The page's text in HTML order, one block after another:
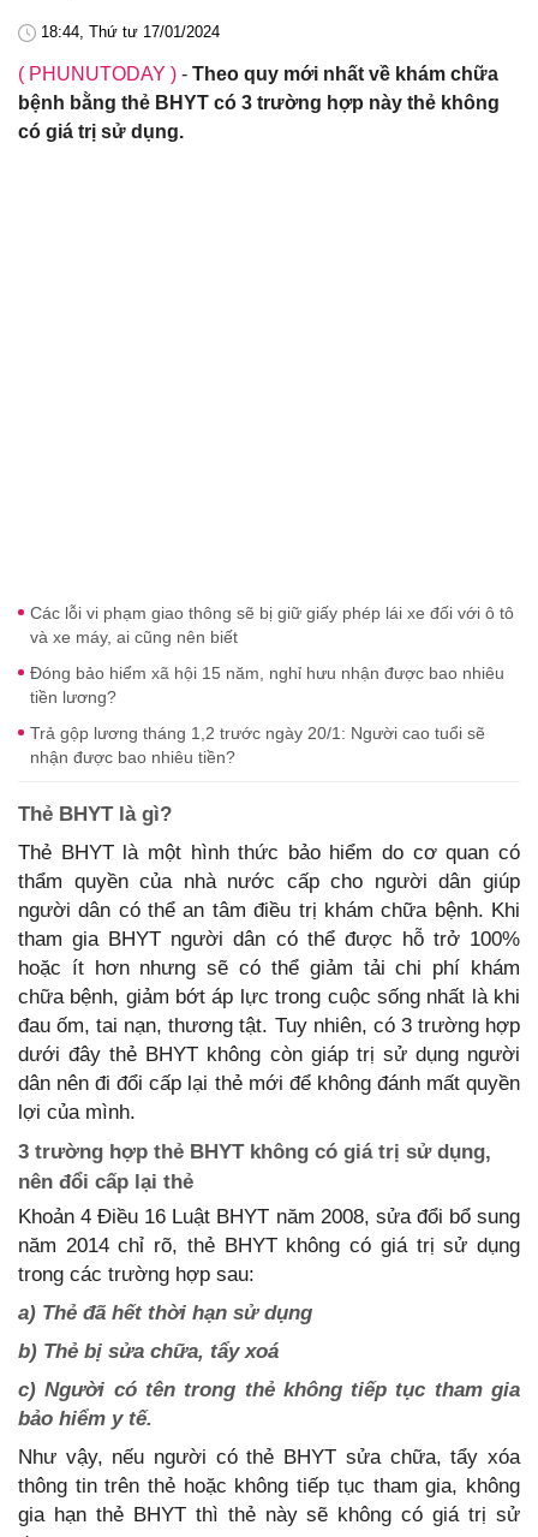
18:44, Thứ tư 17/01/2024
( PHUNUTODAY ) - Theo quy mới nhất về khám chữa
bệnh bằng thẻ BHYT có 3 trường hợp này thẻ không
có giá trị sử dụng.
Các lỗi vi phạm giao thông sẽ bị giữ giấy phép lái xe đối với ô tô
và xe máy, ai cũng nên biết
Đóng bảo hiểm xã hội 15 năm, nghỉ hưu nhận được bao nhiêu
tiền lương?
Trả gộp lương tháng 1,2 trước ngày 20/1: Người cao tuổi sẽ
nhận được bao nhiêu tiền?
Thẻ BHYT là gì?
Thẻ BHYT là một hình thức bảo hiểm do cơ quan có
thẩm quyền của nhà nước cấp cho người dân giúp
người dân có thể an tâm điều trị khám chữa bệnh. Khi
tham gia BHYT người dân có thể được hỗ trở 100%
hoặc ít hơn nhưng sẽ có thể giảm tải chi phí khám
chữa bệnh, giảm bớt áp lực trong cuộc sống nhất là khi
đau ốm, tai nạn, thương tật. Tuy nhiên, có 3 trường hợp
dưới đây thẻ BHYT không còn giáp trị sử dụng người
dân nên đi đổi cấp lại thẻ mới để không đánh mất quyền
lợi của mình.
3 trường hợp thẻ BHYT không có giá trị sử dụng,
nên đổi cấp lại thẻ
Khoản 4 Điều 16 Luật BHYT năm 2008, sửa đổi bổ sung
năm 2014 chỉ rõ, thẻ BHYT không có giá trị sử dụng
trong các trường hợp sau:
a) Thẻ đã hết thời hạn sử dụng
b) Thẻ bị sửa chữa, tẩy xoá
c) Người có tên trong thẻ không tiếp tục tham gia
bảo hiểm y tế.
Như vậy, nếu người có thẻ BHYT sửa chữa, tẩy xóa
thông tin trên thẻ hoặc không tiếp tục tham gia, không
gia hạn thẻ BHYT thì thẻ này sẽ không có giá trị sử